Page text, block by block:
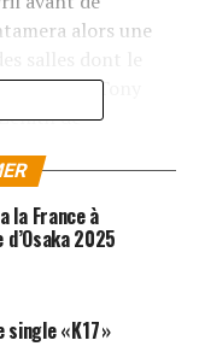
alors une
La Halle Tony
de
d’annoncer
Stade de France
dernière partie
programmé
la France à
2025
« K17 »